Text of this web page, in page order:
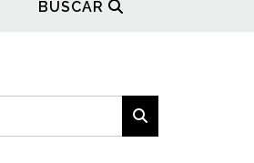
BUSCAR